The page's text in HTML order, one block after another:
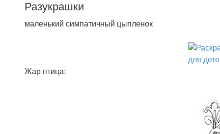
Разукрашки
маленький симпатичный цыпленок
Жар птица: